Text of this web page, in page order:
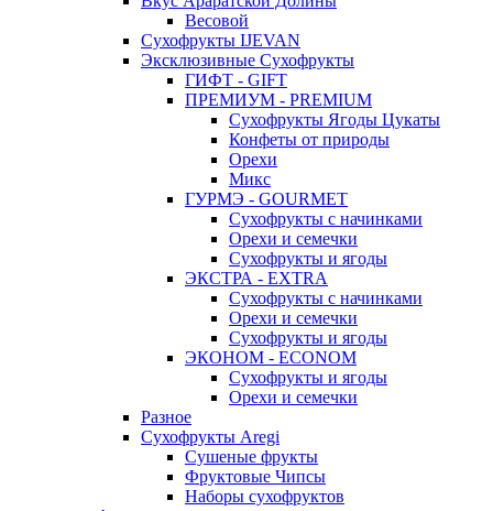
Весовой
Сухофрукты IJEVAN
Эксклюзивные Сухофрукты
ГИФТ - GIFT
ПРЕМИУМ - PREMIUM
Сухофрукты Ягоды Цукаты
Конфеты от природы
Орехи
Микс
ГУРМЭ - GOURMET
Сухофрукты с начинками
Орехи и семечки
Сухофрукты и ягоды
ЭКСТРА - EXTRA
Сухофрукты с начинками
Орехи и семечки
Сухофрукты и ягоды
ЭКОНОМ - ECONOM
Сухофрукты и ягоды
Орехи и семечки
Разное
Сухофрукты Aregi
Сушеные фрукты
Фруктовые Чипсы
Наборы сухофруктов